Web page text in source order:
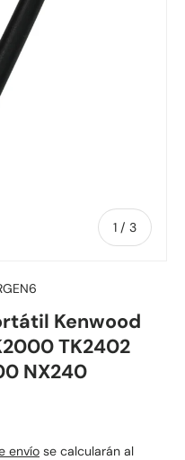
1 / de
3
Kenwood
TK2402
NX240
envío se calcularán al